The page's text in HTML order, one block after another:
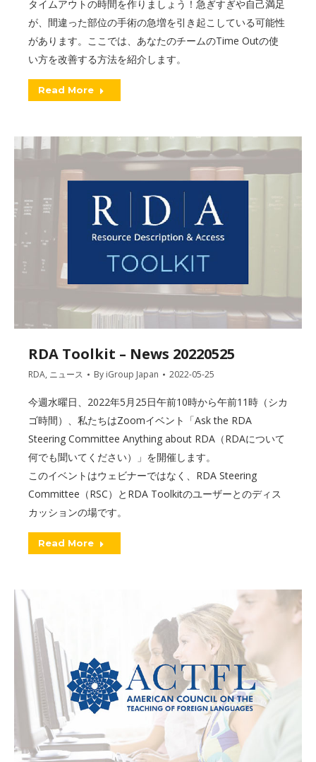
タイムアウトの時間を作りましょう！急ぎすぎや自己満足
が、間違った部位の手術の急増を引き起こしている可能性
があります。ここでは、あなたのチームのTime Outの使
い方を改善する方法を紹介します。
Read More
RDA Toolkit – News 20220525
RDA, ニュース By iGroup Japan 2022-05-25
今週水曜日、2022年5月25日午前10時から午前11時（シカ
ゴ時間）、私たちはZoomイベント「Ask the RDA
Steering Committee Anything about RDA（RDAについて
何でも聞いてください）」を開催します。
このイベントはウェビナーではなく、RDA Steering
Committee（RSC）とRDA Toolkitのユーザーとのディス
カッションの場です。
Read More